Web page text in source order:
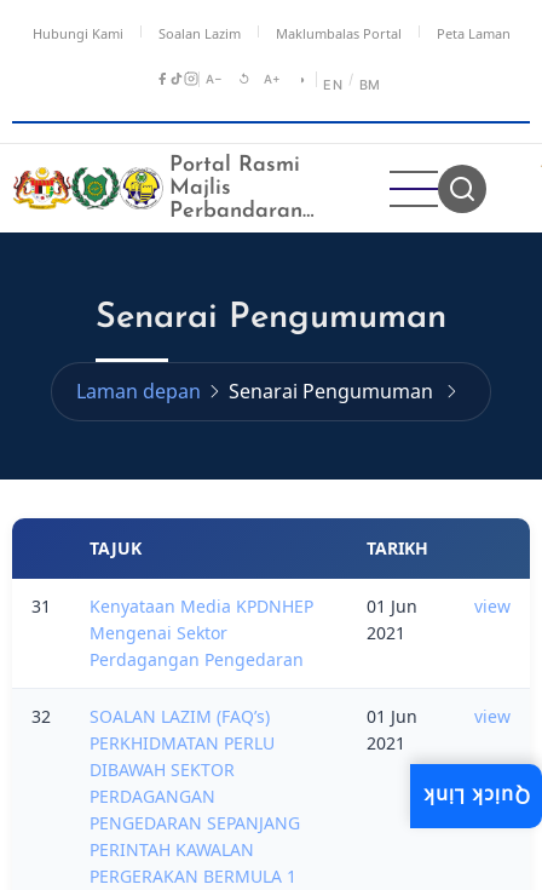
Hubungi Kami Soalan Lazim Maklumbalas Portal Peta Laman
A− ↺ A+ ◑ EN / BM
Portal Rasmi
Majlis
Perbandaran
Kangar
Senarai Pengumuman
Laman depan Senarai Pengumuman
TAJUK TARIKH
31
Kenyataan Media KPDNHEP
Mengenai Sektor
Perdagangan Pengedaran
01 Jun
2021
view
32
SOALAN LAZIM (FAQ’s)
PERKHIDMATAN PERLU
DIBAWAH SEKTOR
PERDAGANGAN
PENGEDARAN SEPANJANG
PERINTAH KAWALAN
PERGERAKAN BERMULA 1
01 Jun
2021
view
Quick Link